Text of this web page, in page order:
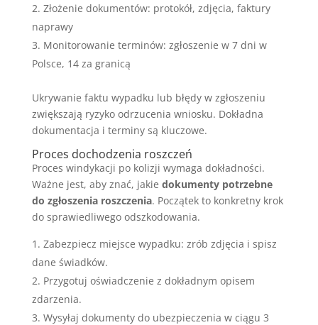
Złożenie dokumentów: protokół, zdjęcia, faktury
naprawy
Monitorowanie terminów: zgłoszenie w 7 dni w
Polsce, 14 za granicą
Ukrywanie faktu wypadku lub błędy w zgłoszeniu
zwiększają ryzyko odrzucenia wniosku. Dokładna
dokumentacja i terminy są kluczowe.
Proces dochodzenia roszczeń
Proces windykacji po kolizji wymaga dokładności.
Ważne jest, aby znać, jakie dokumenty potrzebne
do zgłoszenia roszczenia. Początek to konkretny krok
do sprawiedliwego odszkodowania.
Zabezpiecz miejsce wypadku: zrób zdjęcia i spisz
dane świadków.
Przygotuj oświadczenie z dokładnym opisem
zdarzenia.
Wysyłaj dokumenty do ubezpieczenia w ciągu 3